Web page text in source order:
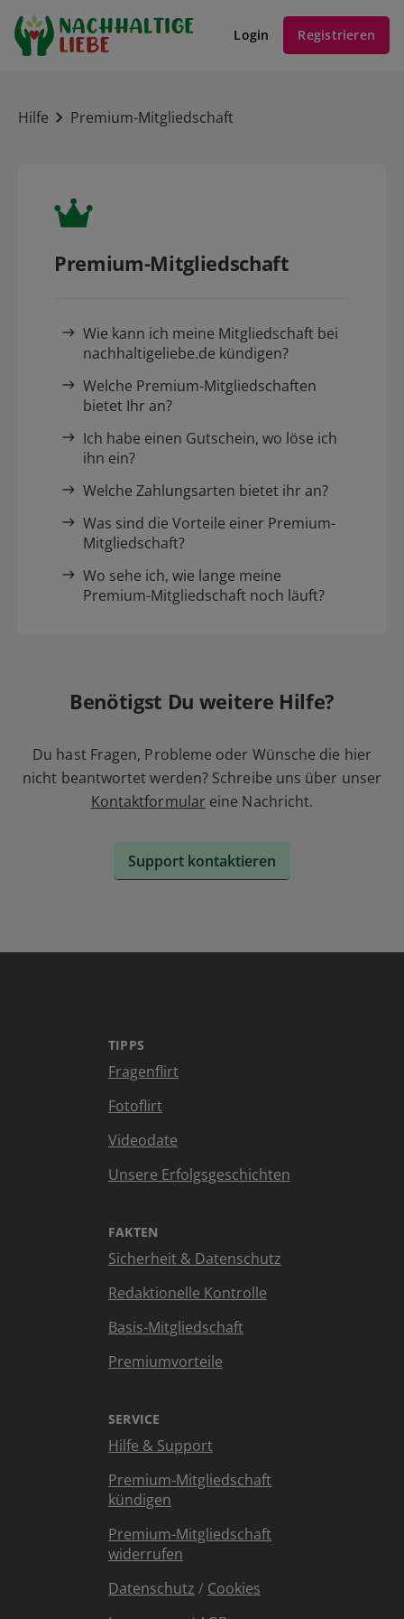
Login Registrieren
Hilfe Premium-Mitgliedschaft
Premium-Mitgliedschaft
Wie kann ich meine Mitgliedschaft bei
nachhaltigeliebe.de kündigen?
Welche Premium-Mitgliedschaften
bietet Ihr an?
Ich habe einen Gutschein, wo löse ich
ihn ein?
Welche Zahlungsarten bietet ihr an?
Was sind die Vorteile einer Premium-
Mitgliedschaft?
Wo sehe ich, wie lange meine
Premium-Mitgliedschaft noch läuft?
Benötigst Du weitere Hilfe?
Du hast Fragen, Probleme oder Wünsche die hier
nicht beantwortet werden? Schreibe uns über unser
Kontaktformular eine Nachricht.
Support kontaktieren
TIPPS
Fragenflirt
Fotoflirt
Videodate
Unsere Erfolgsgeschichten
FAKTEN
Sicherheit & Datenschutz
Redaktionelle Kontrolle
Basis-Mitgliedschaft
Premiumvorteile
SERVICE
Hilfe & Support
Premium-Mitgliedschaft
kündigen
Premium-Mitgliedschaft
widerrufen
Datenschutz / Cookies